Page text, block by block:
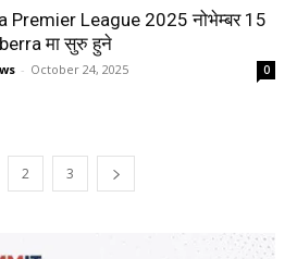
Premier League 2025 नोभेम्बर 15
मा सुरु हुने
- October 24, 2025 0
2 3